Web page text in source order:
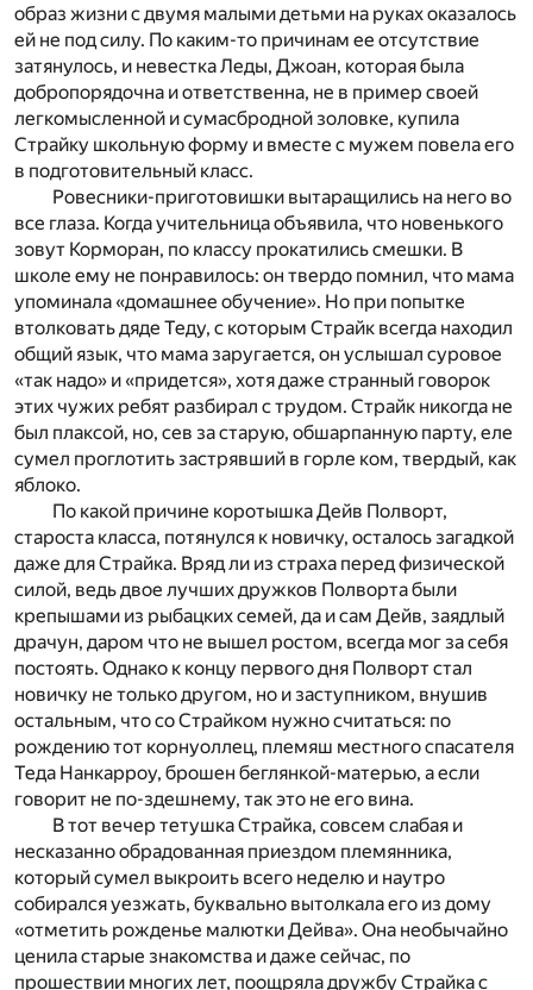
образ жизни с двумя малыми детьми на руках оказалось
ей не под силу. По каким-то причинам ее отсутствие
затянулось, и невестка Леды, Джоан, которая была
добропорядочна и ответственна, не в пример своей
легкомысленной и сумасбродной золовке, купила
Страйку школьную форму и вместе с мужем повела его
в подготовительный класс.
Ровесники-приготовишки вытаращились на него во
все глаза. Когда учительница объявила, что новенького
зовут Корморан, по классу прокатились смешки. В
школе ему не понравилось: он твердо помнил, что мама
упоминала «домашнее обучение». Но при попытке
втолковать дяде Теду, с которым Страйк всегда находил
общий язык, что мама заругается, он услышал суровое
«так надо» и «придется», хотя даже странный говорок
этих чужих ребят разбирал с трудом. Страйк никогда не
был плаксой, но, сев за старую, обшарпанную парту, еле
сумел проглотить застрявший в горле ком, твердый, как
яблоко.
По какой причине коротышка Дейв Полворт,
староста класса, потянулся к новичку, осталось загадкой
даже для Страйка. Вряд ли из страха перед физической
силой, ведь двое лучших дружков Полворта были
крепышами из рыбацких семей, да и сам Дейв, заядлый
драчун, даром что не вышел ростом, всегда мог за себя
постоять. Однако к концу первого дня Полворт стал
новичку не только другом, но и заступником, внушив
остальным, что со Страй­ком нужно считаться: по
рождению тот корнуоллец, племяш мест­ного спасателя
Теда Нанкарроу, брошен беглянкой-матерью, а ес­ли
говорит не по-здешнему, так это не его вина.
В тот вечер тетушка Страйка, совсем слабая и
несказанно обрадованная приездом племянника,
который сумел выкроить всего неделю и наутро
собирался уезжать, буквально вытолкала его из дому
«отметить рожденье малютки Дейва». Она необычайно
ценила старые знакомства и даже сейчас, по
прошествии многих лет, поощряла дружбу Страйка с